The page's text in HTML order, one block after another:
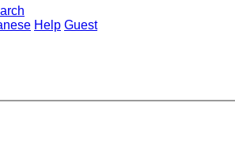
Help Guest